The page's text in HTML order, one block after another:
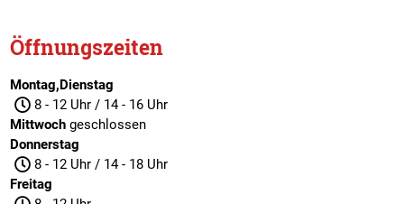
Öffnungszeiten
Montag,Dienstag
8 - 12 Uhr / 14 - 16 Uhr
Mittwochgeschlossen
Donnerstag
8 - 12 Uhr / 14 - 18 Uhr
Freitag